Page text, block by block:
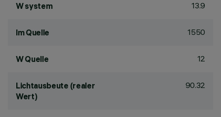
W system 13.9
lm Quelle 1550
W Quelle 12
Lichtausbeute (realer
Wert)
90.32